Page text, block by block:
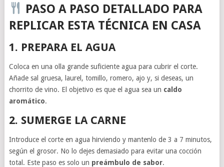
PASO A PASO DETALLADO PARA
REPLICAR ESTA TÉCNICA EN CASA
1. PREPARA EL AGUA
Coloca en una olla grande suficiente agua para cubrir el corte.
Añade sal gruesa, laurel, tomillo, romero, ajo y, si deseas, un
chorrito de vino. El objetivo es que el agua sea un caldo
aromático.
2. SUMERGE LA CARNE
Introduce el corte en agua hirviendo y mantenlo de 3 a 7 minutos,
según el grosor. No lo dejes demasiado para evitar una cocción
total. Este paso es solo un preámbulo de sabor.